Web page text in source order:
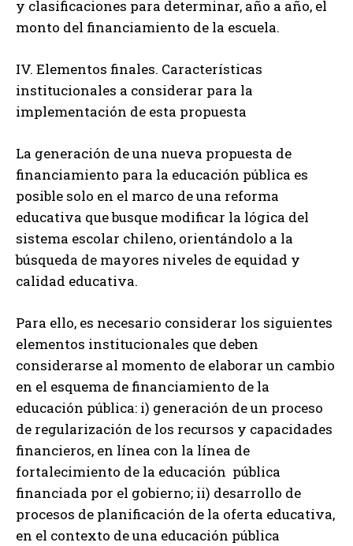
y clasificaciones para determinar, año a año, el
monto del financiamiento de la escuela.
IV. Elementos finales. Características
institucionales a considerar para la
implementación de esta propuesta
La generación de una nueva propuesta de
financiamiento para la educación pública es
posible solo en el marco de una reforma
educativa que busque modificar la lógica del
sistema escolar chileno, orientándolo a la
búsqueda de mayores niveles de equidad y
calidad educativa.
Para ello, es necesario considerar los siguientes
elementos institucionales que deben
considerarse al momento de elaborar un cambio
en el esquema de financiamiento de la
educación pública: i) generación de un proceso
de regularización de los recursos y capacidades
financieros, en línea con la línea de
fortalecimiento de la educación pública
financiada por el gobierno; ii) desarrollo de
procesos de planificación de la oferta educativa,
en el contexto de una educación pública